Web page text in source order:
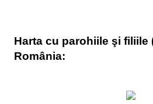
Harta cu parohiile şi filiile
România: